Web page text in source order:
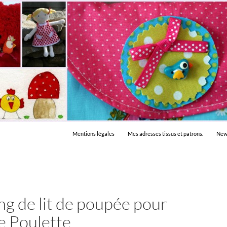
Mentions légales Mes adresses tissus et patrons.
de lit de poupée pour
Poulette